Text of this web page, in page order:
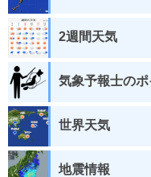
2週間天気
気象予報士の
世界天気
地震情報